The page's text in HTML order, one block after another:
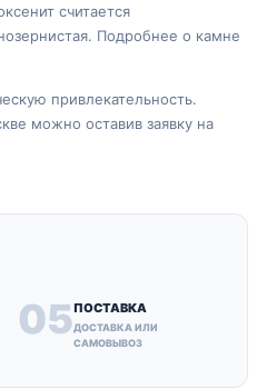
считается
Подробнее о камне
привлекательность.
можно оставив заявку на
05ПОСТАВКА
ДОСТАВКА ИЛИ
САМОВЫВОЗ